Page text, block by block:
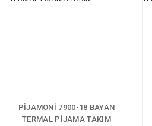
PİJAMONİ 7900-18 BAYAN
TERMAL PİJAMA TAKIM